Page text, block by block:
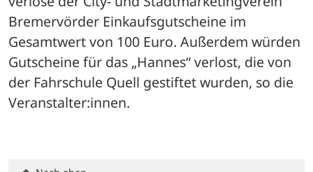
Bremervörder Einkaufsgutscheine im
Gesamtwert von 100 Euro. Außerdem würden
Gutscheine für das „Hannes“ verlost, die von
der Fahrschule Quell gestiftet wurden, so die
Veranstalter:innen.